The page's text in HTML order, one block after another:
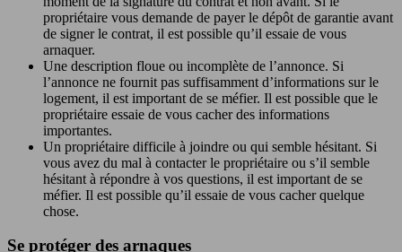
propriétaire vous demande de payer le dépôt de garantie avant
de signer le contrat, il est possible qu’il essaie de vous
arnaquer.
Une description floue ou incomplète de l’annonce. Si
l’annonce ne fournit pas suffisamment d’informations sur le
logement, il est important de se méfier. Il est possible que le
propriétaire essaie de vous cacher des informations
importantes.
Un propriétaire difficile à joindre ou qui semble hésitant. Si
vous avez du mal à contacter le propriétaire ou s’il semble
hésitant à répondre à vos questions, il est important de se
méfier. Il est possible qu’il essaie de vous cacher quelque
chose.
Se protéger des arnaques